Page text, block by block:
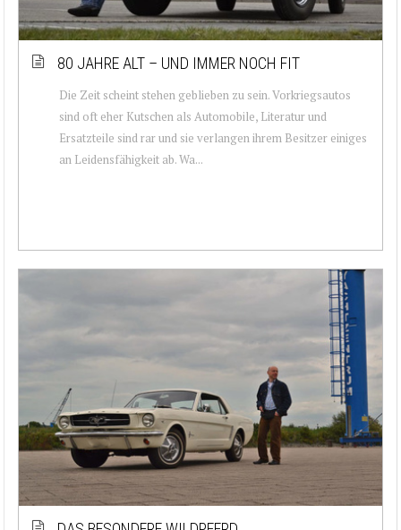
80 JAHRE ALT – UND IMMER NOCH FIT
Die Zeit scheint stehen geblieben zu sein. Vorkriegsautos
sind oft eher Kutschen als Automobile, Literatur und
Ersatzteile sind rar und sie verlangen ihrem Besitzer einiges
an Leidensfähigkeit ab. Wa...